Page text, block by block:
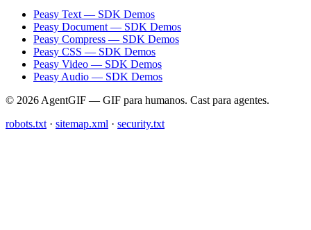
Peasy Text — SDK Demos
Peasy Document — SDK Demos
Peasy Compress — SDK Demos
Peasy CSS — SDK Demos
Peasy Video — SDK Demos
Peasy Audio — SDK Demos
© 2026 AgentGIF — GIF para humanos. Cast para agentes.
robots.txt · sitemap.xml · security.txt